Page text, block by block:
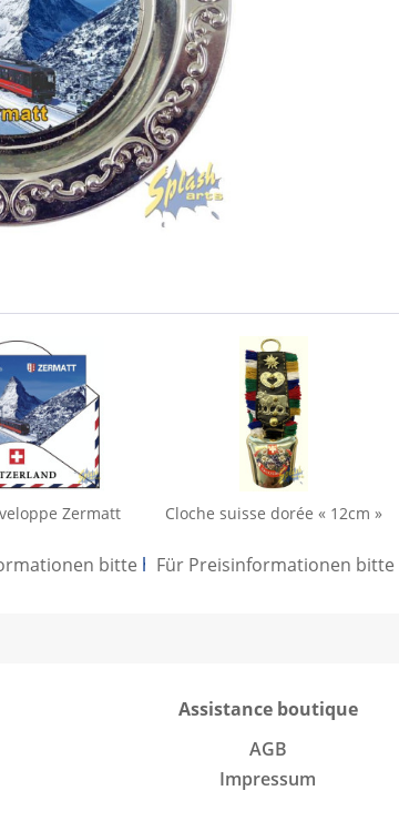
.
Zermatt
bitte hier anmelden.
Cloche suisse dorée « 12cm »
Für Preisinformationen bitte
Assistance boutique
AGB
Impressum